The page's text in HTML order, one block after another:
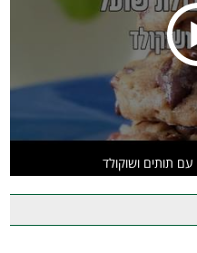
עם תותים ושוקולד